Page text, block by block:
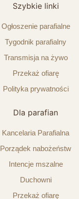
Szybkie linki
Ogłoszenie parafialne
Tygodnik parafialny
Transmisja na żywo
Przekaż ofiarę
Polityka prywatności
Dla parafian
Kancelaria Parafialna
Porządek nabożeństw
Intencje mszalne
Duchowni
Przekaż ofiarę